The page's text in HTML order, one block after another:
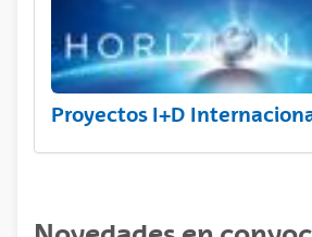
Proyectos I+D